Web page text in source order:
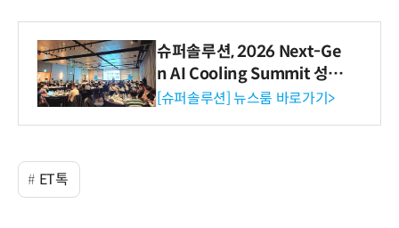
슈퍼솔루션, 2026 Next-Ge
n AI Cooling Summit 성황
리 성료
[슈퍼솔루션] 뉴스룸 바로가기>
ET톡